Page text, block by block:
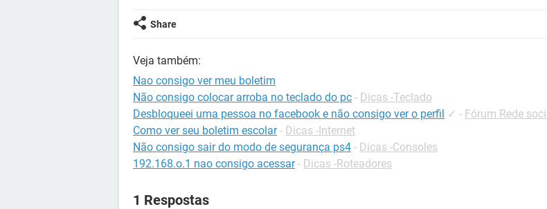
Share
Veja também:
Nao consigo ver meu boletim
Não consigo colocar arroba no teclado do pc - Dicas -Teclado
Desbloqueei uma pessoa no facebook e não consigo ver o perfil ✓ - Fórum Rede
Como ver seu boletim escolar - Dicas -Internet
Não consigo sair do modo de segurança ps4 - Dicas -Consoles
192.168.o.1 nao consigo acessar - Dicas -Roteadores
1 Respostas